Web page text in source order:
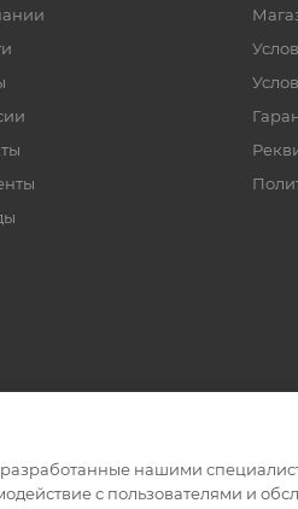
нашими
с пользователями и